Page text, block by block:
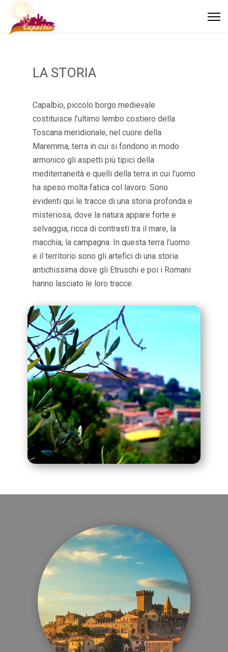
LA STORIA
Capalbio, piccolo borgo medievale
costituisce l’ultimo lembo costiero della
Toscana meridionale, nel cuore della
Maremma, terra in cui si fondono in modo
armonico gli aspetti più tipici della
mediterraneità e quelli della terra in cui l’uomo
ha speso molta fatica col lavoro. Sono
evidenti qui le tracce di una storia profonda e
misteriosa, dove la natura appare forte e
selvaggia, ricca di contrasti tra il mare, la
macchia, la campagna. In questa terra l’uomo
e il territorio sono gli artefici di una storia
antichissima dove gli Etruschi e poi i Romani
hanno lasciato le loro tracce.